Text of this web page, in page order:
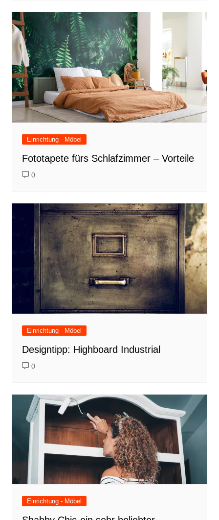
Einrichtung - Möbel
Fototapete fürs Schlafzimmer – Vorteile
0
Einrichtung - Möbel
Designtipp: Highboard Industrial
0
Einrichtung - Möbel